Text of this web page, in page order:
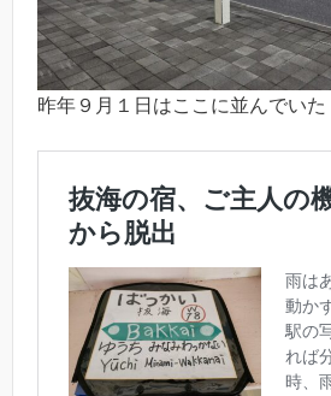
昨年９月１日はここに並んでいた